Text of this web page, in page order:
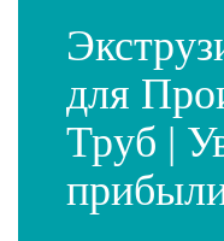
для
Труб |